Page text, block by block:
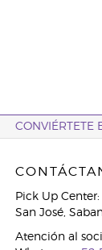
CONVIÉRTETE
Pick Up Center:
San José,
Atención al